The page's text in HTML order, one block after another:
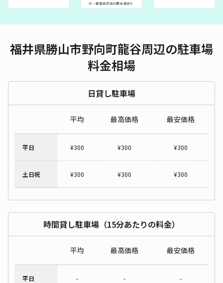
福井県勝山市野向町龍谷周辺の駐車場
料金相場
日貸し駐車場
平均 最高価格 最安価格
平日 ¥300 ¥300 ¥300
土日祝 ¥300 ¥300 ¥300
時間貸し駐車場（15分あたりの料金）
平均 最高価格 最安価格
平日 - - -